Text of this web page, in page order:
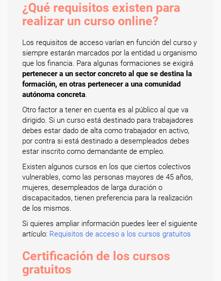
¿Qué requisitos existen para
realizar un curso online?
Los requisitos de acceso varían en función del curso y
siempre estarán marcados por la entidad u organismo
que los financia. Para algunas formaciones se exigirá
pertenecer a un sector concreto al que se destina la
formación, en otras pertenecer a una comunidad
autónoma concreta.
Otro factor a tener en cuenta es al público al que va
dirigido. Si un curso está destinado para trabajadores
debes estar dado de alta como trabajador en activo,
por contra si está destinado a desempleados debes
estar inscrito como demandante de empleo.
Existen algunos cursos en los que ciertos colectivos
vulnerables, como las personas mayores de 45 años,
mujeres, desempleados de larga duración o
discapacitados, tienen preferencia para la realización
de los mismos.
Si quieres ampliar información puedes leer el siguiente
artículo: Requisitos de acceso a los cursos gratuitos
Certificación de los cursos
gratuitos